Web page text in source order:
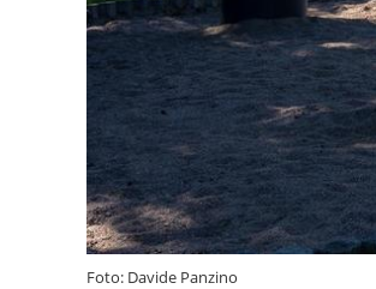
Foto: Davide Panzino